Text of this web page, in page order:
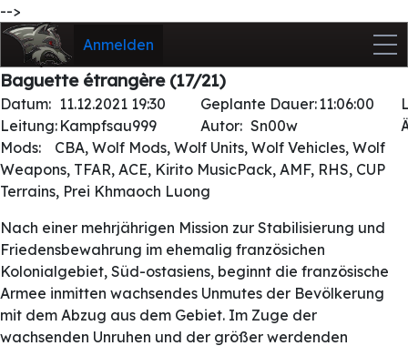
-->
Anmelden
Baguette étrangère (17/21)
Datum: 11.12.2021 19:30 Geplante Dauer:11:06:00
Leitung: Kampfsau999 Autor: Sn00w
Mods:
CBA, Wolf Mods, Wolf Units, Wolf Vehicles, Wolf
Weapons, TFAR, ACE, Kirito MusicPack, AMF, RHS, CUP
Terrains, Prei Khmaoch Luong
Nach einer mehrjährigen Mission zur Stabilisierung und
Friedensbewahrung im ehemalig französichen
Kolonialgebiet, Süd-ostasiens, beginnt die französische
Armee inmitten wachsendes Unmutes der Bevölkerung
mit dem Abzug aus dem Gebiet. Im Zuge der
wachsenden Unruhen und der größer werdenden